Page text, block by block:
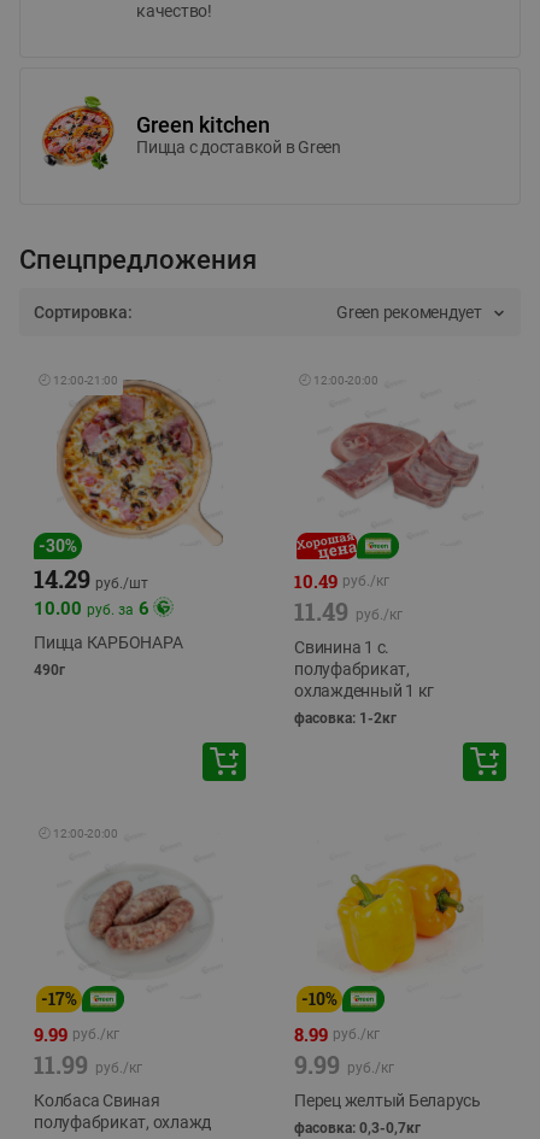
качество!
Green kitchen
Пицца c доставкой в Green
Спецпредложения
Сортировка: Green рекомендует
🕘 12:00-21:00
-30%
14.29 руб./шт
10.00 руб. за 6
Пицца КАРБОНАРА
490г
🕘 12:00-20:00
10.49 руб./кг
11.49 руб./кг
Свинина 1 с.
полуфабрикат,
охлажденный 1 кг
фасовка: 1-2кг
🕘 12:00-20:00
-17%
9.99 руб./кг
11.99 руб./кг
Колбаса Свиная
полуфабрикат, охлажд
-10%
8.99 руб./кг
9.99 руб./кг
Перец желтый Беларусь
фасовка: 0,3-0,7кг